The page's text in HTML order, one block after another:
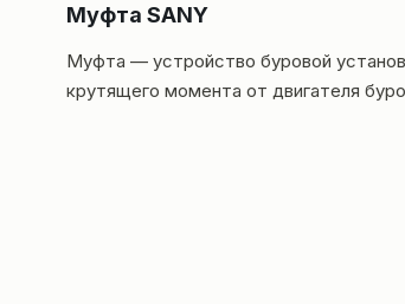
Муфта SANY
Муфта — устройство буровой
крутящего момента от двигателя